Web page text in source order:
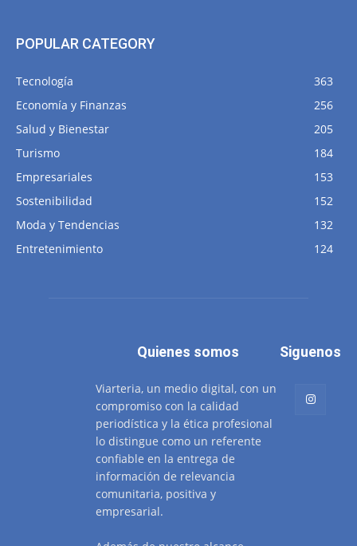
POPULAR CATEGORY
Tecnología
363
Economía y Finanzas
256
Salud y Bienestar
205
Turismo
184
Empresariales
153
Sostenibilidad
152
Moda y Tendencias
132
Entretenimiento
124
Quienes somos
Viarteria, un medio digital, con un
compromiso con la calidad
periodística y la ética profesional
lo distingue como un referente
confiable en la entrega de
información de relevancia
comunitaria, positiva y
empresarial.
Siguenos